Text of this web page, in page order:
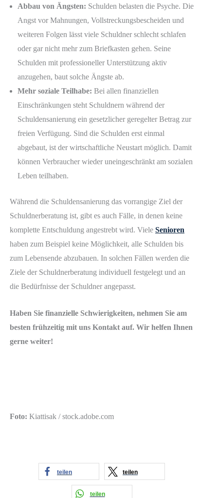
Abbau von Ängsten: Schulden belasten die Psyche. Die
Angst vor Mahnungen, Vollstreckungsbescheiden und
weiteren Folgen lässt viele Schuldner schlecht schlafen
oder gar nicht mehr zum Briefkasten gehen. Seine
Schulden mit professioneller Unterstützung aktiv
anzugehen, baut solche Ängste ab.
Mehr soziale Teilhabe: Bei allen finanziellen
Einschränkungen steht Schuldnern während der
Schuldensanierung ein gesetzlicher geregelter Betrag zur
freien Verfügung. Sind die Schulden erst einmal
abgebaut, ist der wirtschaftliche Neustart möglich. Damit
können Verbraucher wieder uneingeschränkt am sozialen
Leben teilhaben.
Während die Schuldensanierung das vorrangige Ziel der
Schuldnerberatung ist, gibt es auch Fälle, in denen keine
komplette Entschuldung angestrebt wird. Viele Senioren
haben zum Beispiel keine Möglichkeit, alle Schulden bis
zum Lebensende abzubauen. In solchen Fällen werden die
Ziele der Schuldnerberatung individuell festgelegt und an
die Bedürfnisse der Schuldner angepasst.
Haben Sie finanzielle Schwierigkeiten, nehmen Sie am
besten frühzeitig mit uns Kontakt auf. Wir helfen Ihnen
gerne weiter!
Foto: Kiattisak / stock.adobe.com
teilen teilen
teilen